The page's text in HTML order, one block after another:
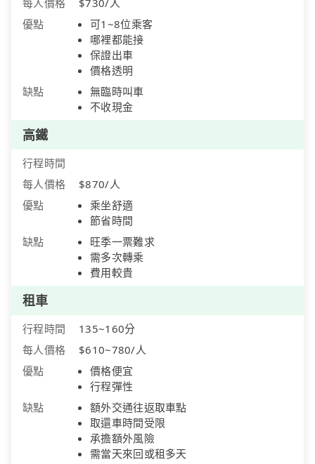
優點
可1~8位乘客
哪裡都能接
保證出車
價格透明
缺點
無臨時叫車
不收現金
高鐵
行程時間
每人價格
$870/人
優點
乘坐舒適
節省時間
缺點
旺季一票難求
需多次轉乘
費用較貴
租車
行程時間
135~160分
每人價格
$610~780/人
優點
價格便宜
行程彈性
缺點
額外交通往返取車點
取還車時間受限
承擔額外風險
需當天來回或租多天